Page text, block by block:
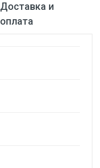
Доставка и
оплата